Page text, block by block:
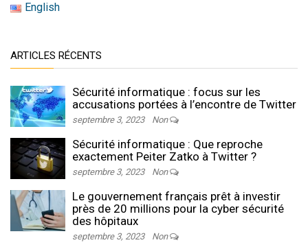
English
ARTICLES RÉCENTS
Sécurité informatique : focus sur les
accusations portées à l’encontre de Twitter
septembre 3, 2023 Non
Sécurité informatique : Que reproche
exactement Peiter Zatko à Twitter ?
septembre 3, 2023 Non
Le gouvernement français prêt à investir
près de 20 millions pour la cyber sécurité
des hôpitaux
septembre 3, 2023 Non